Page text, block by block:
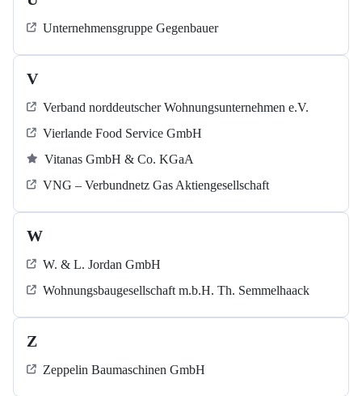
Unternehmensgruppe Gegenbauer
V
Verband norddeutscher Wohnungsunternehmen e.V.
Vierlande Food Service GmbH
Vitanas GmbH & Co. KGaA
VNG – Verbundnetz Gas Aktiengesellschaft
W
W. & L. Jordan GmbH
Wohnungsbaugesellschaft m.b.H. Th. Semmelhaack
Z
Zeppelin Baumaschinen GmbH